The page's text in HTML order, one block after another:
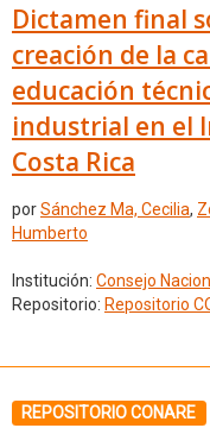
Dictamen final
creación de la
educación
industrial en el
Costa Rica
porSánchez Ma, Cecilia,
Humberto
Institución: Consejo
Repositorio: Repositorio
REPOSITORIO CONARE